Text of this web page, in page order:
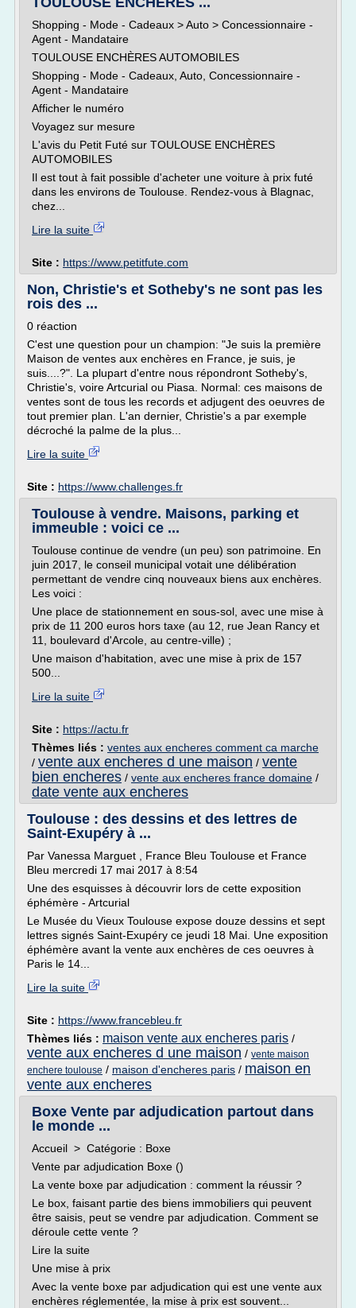
Shopping - Mode - Cadeaux > Auto > Concessionnaire -
Agent - Mandataire
TOULOUSE ENCHÈRES AUTOMOBILES
Shopping - Mode - Cadeaux, Auto, Concessionnaire -
Agent - Mandataire
Afficher le numéro
Voyagez sur mesure
L'avis du Petit Futé sur TOULOUSE ENCHÈRES
AUTOMOBILES
Il est tout à fait possible d'acheter une voiture à prix futé
dans les environs de Toulouse. Rendez-vous à Blagnac,
chez...
Lire la suite
Site : https://www.petitfute.com
Non, Christie's et Sotheby's ne sont pas les
rois des ...
0 réaction
C'est une question pour un champion: "Je suis la première
Maison de ventes aux enchères en France, je suis, je
suis....?". La plupart d'entre nous répondront Sotheby's,
Christie's, voire Artcurial ou Piasa. Normal: ces maisons de
ventes sont de tous les records et adjugent des oeuvres de
tout premier plan. L'an dernier, Christie's a par exemple
décroché la palme de la plus...
Lire la suite
Site : https://www.challenges.fr
Toulouse à vendre. Maisons, parking et
immeuble : voici ce ...
Toulouse continue de vendre (un peu) son patrimoine. En
juin 2017, le conseil municipal votait une délibération
permettant de vendre cinq nouveaux biens aux enchères.
Les voici :
Une place de stationnement en sous-sol, avec une mise à
prix de 11 200 euros hors taxe (au 12, rue Jean Rancy et
11, boulevard d'Arcole, au centre-ville) ;
Une maison d'habitation, avec une mise à prix de 157
500...
Lire la suite
Site : https://actu.fr
Thèmes liés : ventes aux encheres comment ca marche
/ vente aux encheres d une maison / vente
bien encheres / vente aux encheres france domaine /
date vente aux encheres
Toulouse : des dessins et des lettres de
Saint-Exupéry à ...
Par Vanessa Marguet , France Bleu Toulouse et France
Bleu mercredi 17 mai 2017 à 8:54
Une des esquisses à découvrir lors de cette exposition
éphémère - Artcurial
Le Musée du Vieux Toulouse expose douze dessins et sept
lettres signés Saint-Exupéry ce jeudi 18 Mai. Une exposition
éphémère avant la vente aux enchères de ces oeuvres à
Paris le 14...
Lire la suite
Site : https://www.francebleu.fr
Thèmes liés : maison vente aux encheres paris /
vente aux encheres d une maison / vente maison
enchere toulouse / maison d'encheres paris / maison en
vente aux encheres
Boxe Vente par adjudication partout dans
le monde ...
Accueil > Catégorie : Boxe
Vente par adjudication Boxe ()
La vente boxe par adjudication : comment la réussir ?
Le box, faisant partie des biens immobiliers qui peuvent
être saisis, peut se vendre par adjudication. Comment se
déroule cette vente ?
Lire la suite
Une mise à prix
Avec la vente boxe par adjudication qui est une vente aux
enchères réglementée, la mise à prix est souvent...